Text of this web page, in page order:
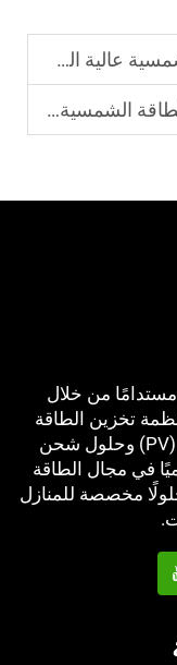
من خلال
تخزين الطاقة
المتقدمة ومحولات الطاقة الشمسية (PV) وحلول شحن
في مجال الطاقة
مخصصة للمنازل